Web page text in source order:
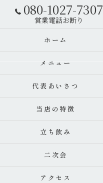
080-1027-7307
ホーム
メニュー
代表あいさつ
当店の特徴
立ち飲み
二次会
アクセス